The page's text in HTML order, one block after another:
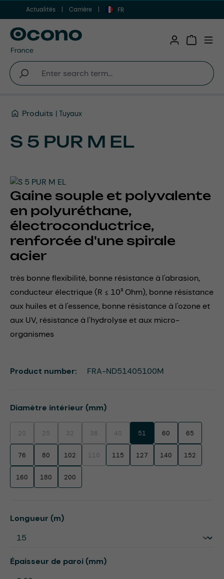
Aller au contenu principal
Actualités Carrière FR
Produits Tuyaux
S 5 PUR M EL
Gaine souple et polyvalente
en polyuréthane,
électroconductrice,
renforcée d'une spirale
acier
très bonne flexibilité, bonne résistance à l'abrasion,
conducteur électrique (R ≤ 10³ Ohm), bonne résistance
aux huiles et à l'essence, bonne résistance à l'ozone et
aux UV, résistance à l'hydrolyse et aux micro-
organismes
Select
Diamètre intérieur (mm)
20(This option is currently unavailable.)
25(This option is currently unavailable.)
32(This option is currently unavailable.)
38(This option is currently unavailable.)
40(This option is currently unavailable.)
51 60 65
76 80 102 110(This option is currently unavailable.)
115 127 140 152
160 180 200
Select
Longueur (m)
Select
Épaisseur de paroi (mm)
Product number: FRA-ND51405100M